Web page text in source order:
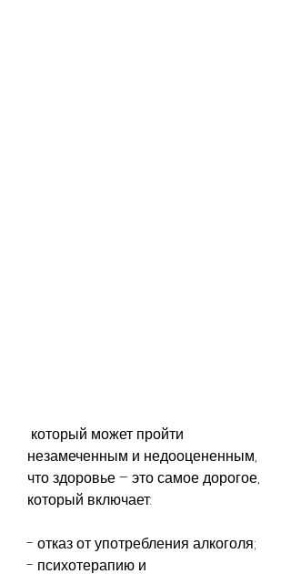
незамеченным и недооцененным,
что здоровье – это самое дорогое,
который включает:
- отказ от употребления алкоголя;
- психотерапию и